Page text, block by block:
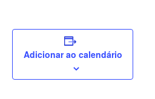
Adicionar ao calendário